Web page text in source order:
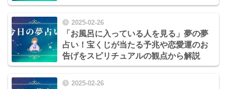
2025-02-26
「お風呂に入っている人を見る」夢の夢
占い！宝くじが当たる予兆や恋愛運のお
告げをスピリチュアルの観点から解説
2025-02-26